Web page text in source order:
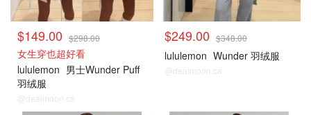
$149.00 $298.00
女生穿也超好看
lululemon 男士Wunder Puff
羽绒服
@dealmoon.ca
$249.00 $348.00
lululemon Wunder 羽绒服
@dealmoon.ca